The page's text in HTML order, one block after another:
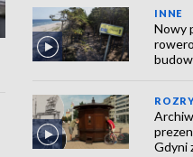
INNE
Nowy
Gdyni